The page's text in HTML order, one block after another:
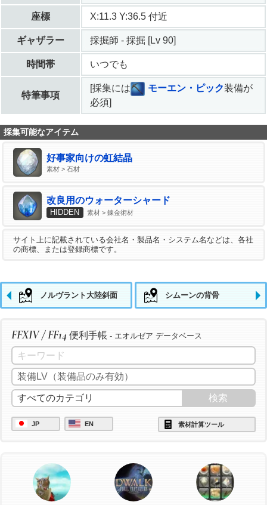
座標 X:11.3 Y:36.5 付近
ギャザラー 採掘師 - 採掘 [Lv 90]
時間帯 いつでも
特筆事項
[採集には モーエン・ピック装備が
必須]
採集可能なアイテム
好事家向けの虹結晶
素材 > 石材
改良用のウォーターシャード
HIDDEN 素材 > 錬金術材
サイト上に記載されている会社名・製品名・システム名などは、各社
の商標、または登録商標です。
ノルヴラント大陸斜面 シムーンの背骨
FFXIV / FF14 便利手帳 - エオルゼア データベース
JP EN 素材計算ツール